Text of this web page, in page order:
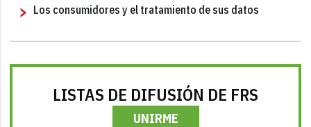
Los consumidores y el tratamiento de sus datos
LISTAS DE DIFUSIÓN DE FRS
UNIRME